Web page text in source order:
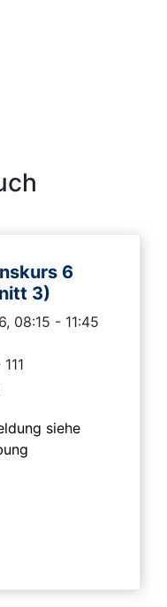
6
3)
08:15 - 11:45
siehe